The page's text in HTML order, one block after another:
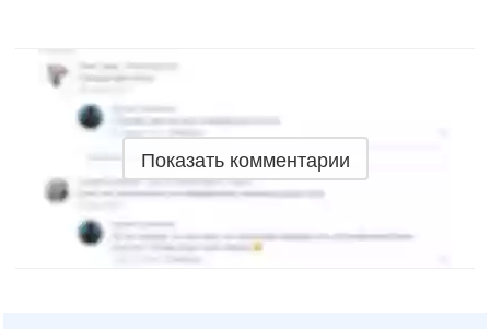
Показать комментарии